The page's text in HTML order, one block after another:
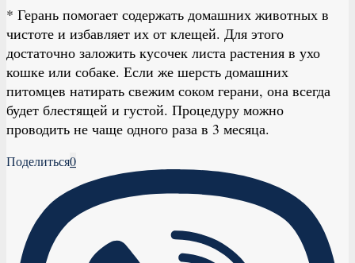
* Герань помогает содержать домашних животных в
чистоте и избавляет их от клещей. Для этого
достаточно заложить кусочек листа растения в ухо
кошке или собаке. Если же шерсть домашних
питомцев натирать свежим соком герани, она всегда
будет блестящей и густой. Процедуру можно
проводить не чаще одного раза в 3 месяца.
Поделиться0